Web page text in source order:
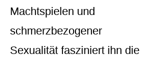
Machtspielen und
schmerzbezogener
Sexualität fasziniert ihn die